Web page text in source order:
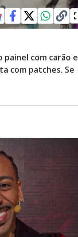
painel com carão e
com patches. Se